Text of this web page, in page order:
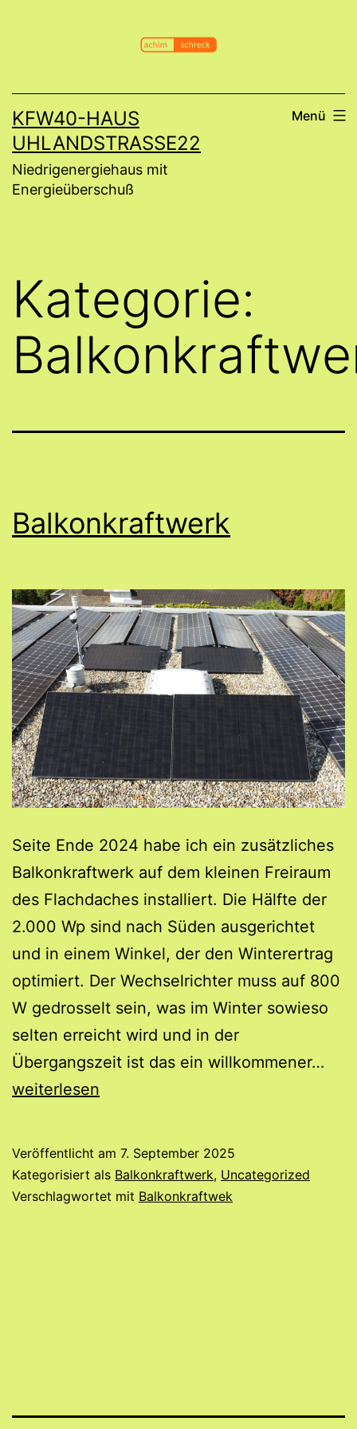
KFW40-HAUS
UHLANDSTRASSE22
Niedrigenergiehaus mit
Energieüberschuß
Menü
Kategorie:
Balkonkraftwerk
Seite Ende 2024 habe ich ein zusätzliches
Balkonkraftwerk auf dem kleinen Freiraum
des Flachdaches installiert. Die Hälfte der
2.000 Wp sind nach Süden ausgerichtet
und in einem Winkel, der den Winterertrag
optimiert. Der Wechselrichter muss auf 800
W gedrosselt sein, was im Winter sowieso
selten erreicht wird und in der
Übergangszeit ist das ein willkommener…
weiterlesen
Veröffentlicht am 7. September 2025
Kategorisiert als Balkonkraftwerk, Uncategorized
Verschlagwortet mit Balkonkraftwek